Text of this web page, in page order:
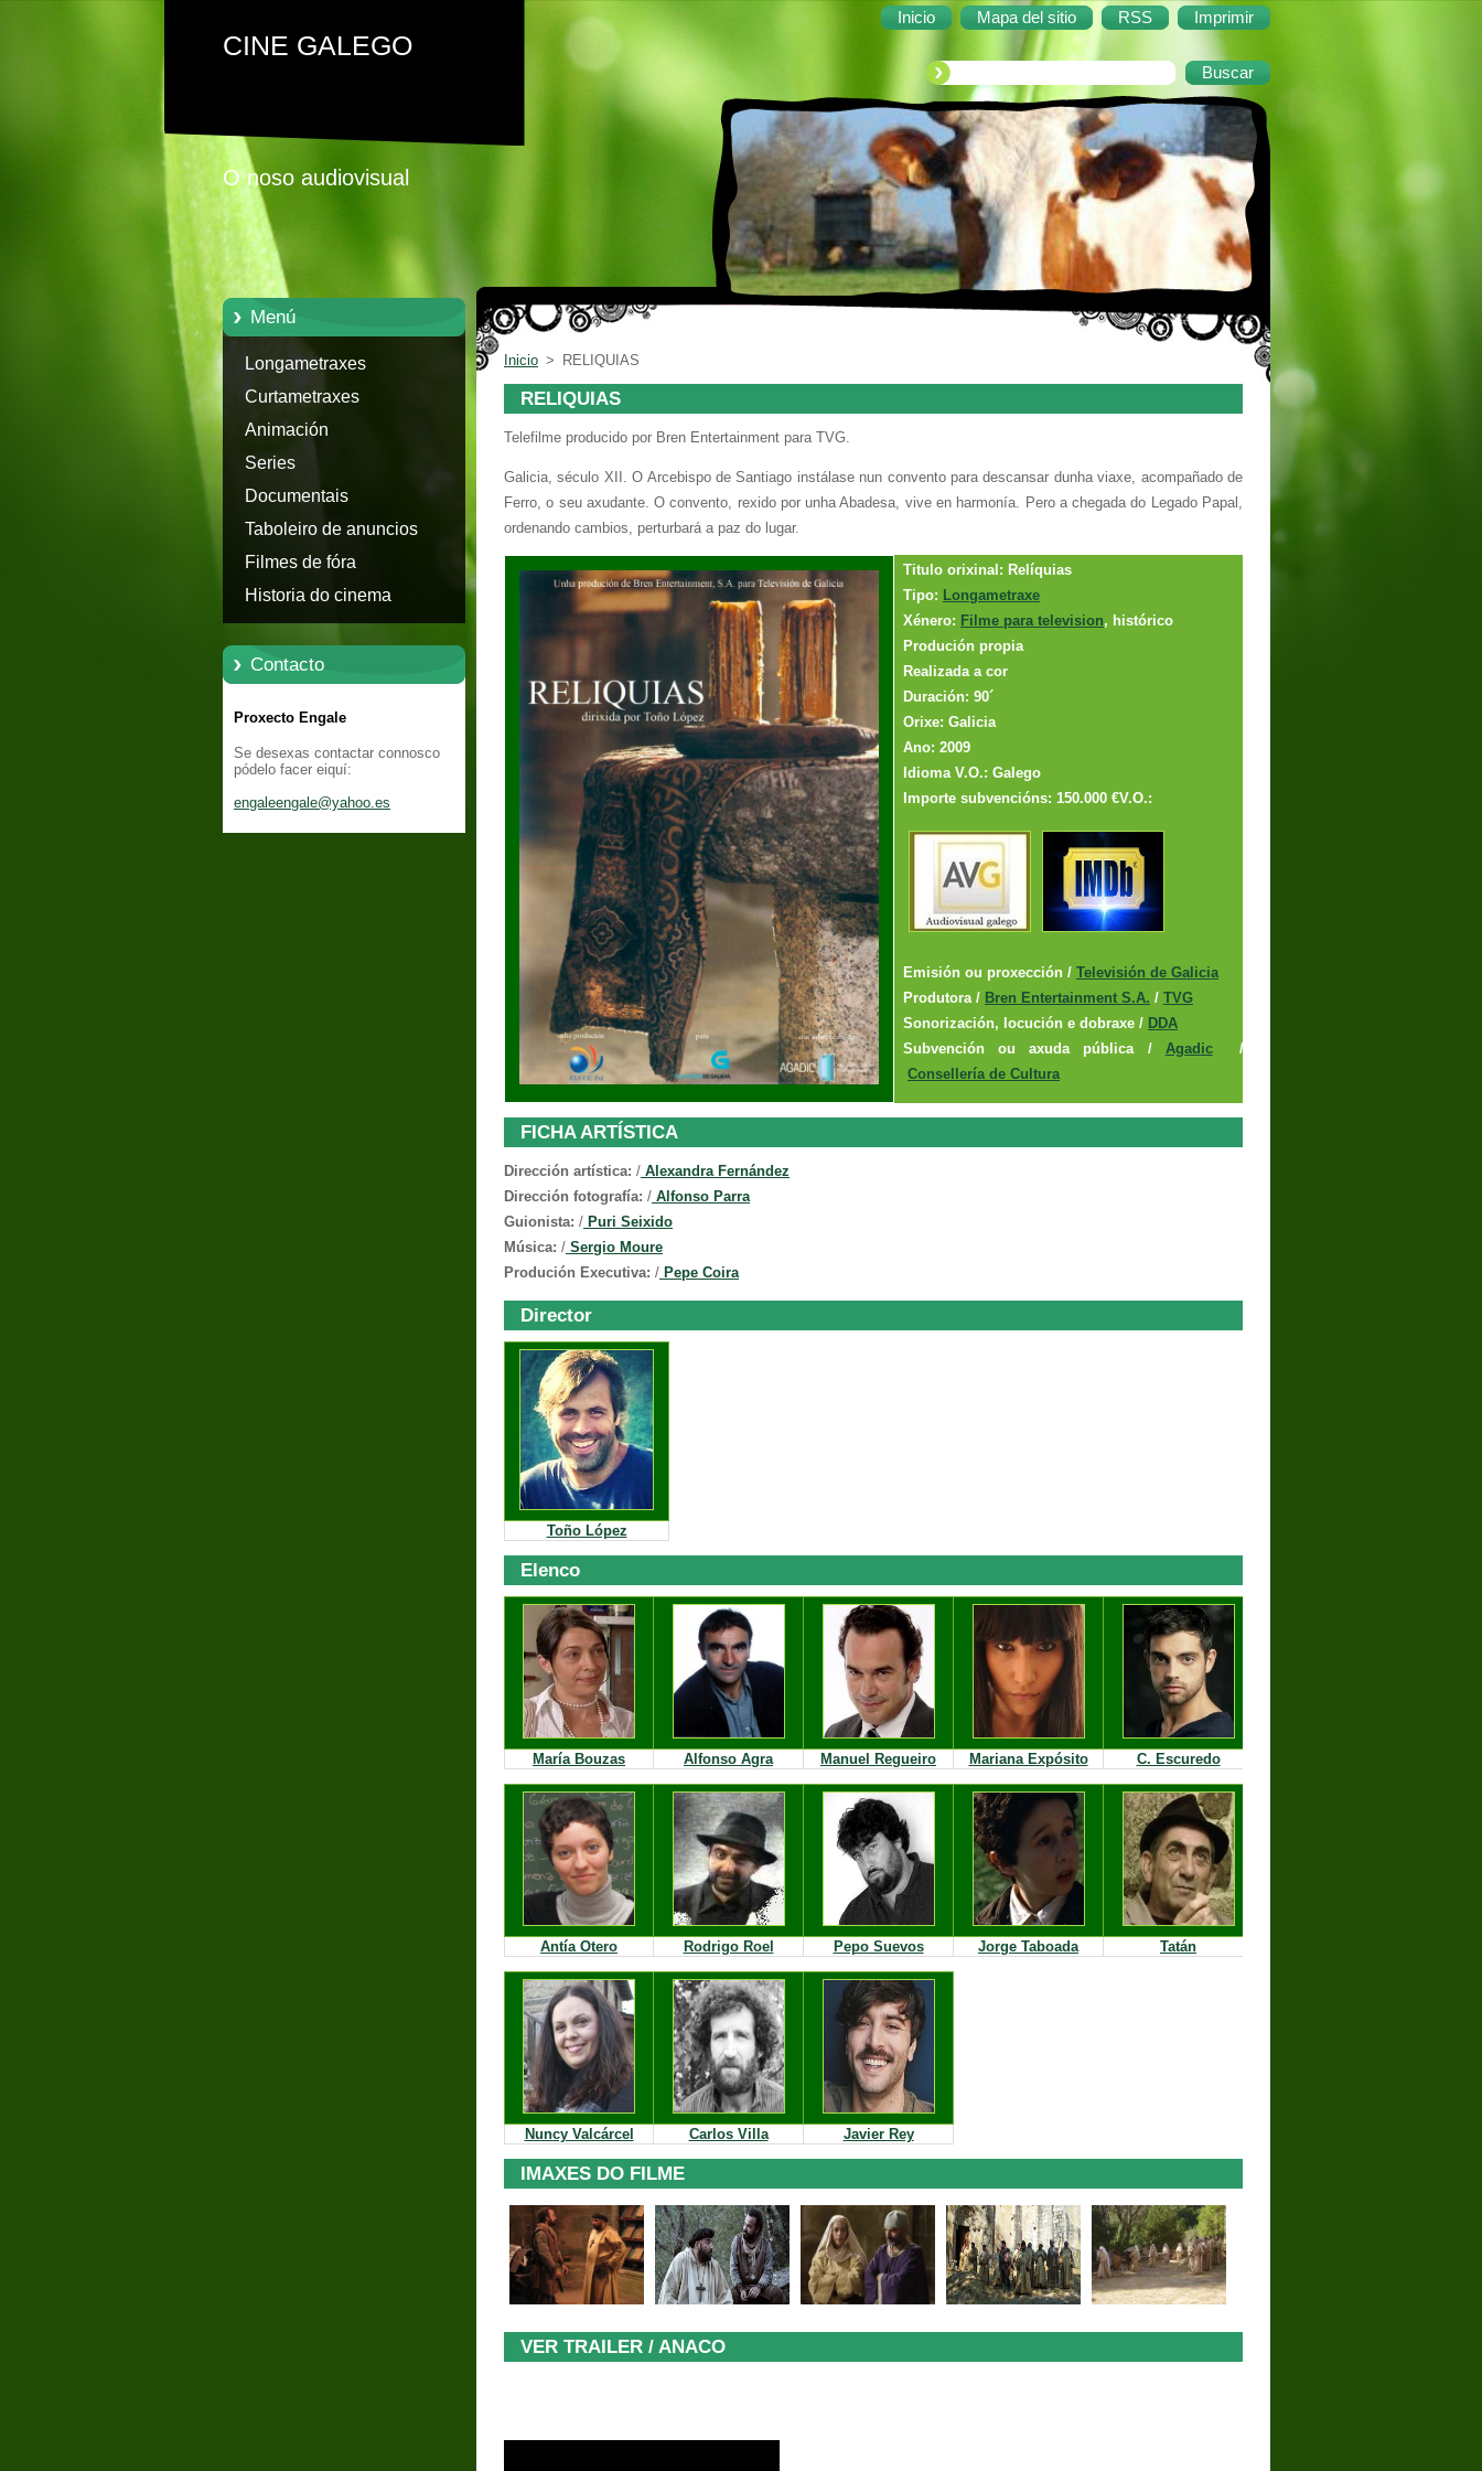
Inicio Mapa del sitio RSS Imprimir
CINE GALEGO
O noso audiovisual
Menú
Longametraxes
Curtametraxes
Animación
Series
Documentais
Taboleiro de anuncios
Filmes de fóra
Historia do cinema
Contacto
Proxecto Engale
Se desexas contactar connosco
pódelo facer eiquí:
engaleengale@yahoo.es
Inicio > RELIQUIAS
RELIQUIAS
Telefilme producido por Bren Entertainment para TVG.
Galicia, século XII. O Arcebispo de Santiago instálase nun convento para descansar dunha viaxe, acompañado de
Ferro, o seu axudante. O convento, rexido por unha Abadesa, vive en harmonía. Pero a chegada do Legado Papal,
ordenando cambios, perturbará a paz do lugar.
Titulo orixinal: Relíquias
Tipo: Longametraxe
Xénero: Filme para television, histórico
Produción propia
Realizada a cor
Duración: 90´
Orixe: Galicia
Ano: 2009
Idioma V.O.: Galego
Importe subvencións: 150.000 €V.O.:
Emisión ou proxección / Televisión de Galicia
Produtora / Bren Entertainment S.A. / TVG
Sonorización, locución e dobraxe / DDA
Subvención ou axuda pública / Agadic/
Consellería de Cultura
FICHA ARTÍSTICA
Dirección artística: / Alexandra Fernández
Dirección fotografía: / Alfonso Parra
Guionista: / Puri Seixido
Música: / Sergio Moure
Produción Executiva: / Pepe Coira
Director
Toño López
Elenco
María Bouzas Alfonso Agra Manuel Regueiro Mariana Expósito C. Escuredo
Antía Otero Rodrigo Roel Pepo Suevos Jorge Taboada Tatán
Nuncy Valcárcel Carlos Villa Javier Rey
IMAXES DO FILME
VER TRAILER / ANACO